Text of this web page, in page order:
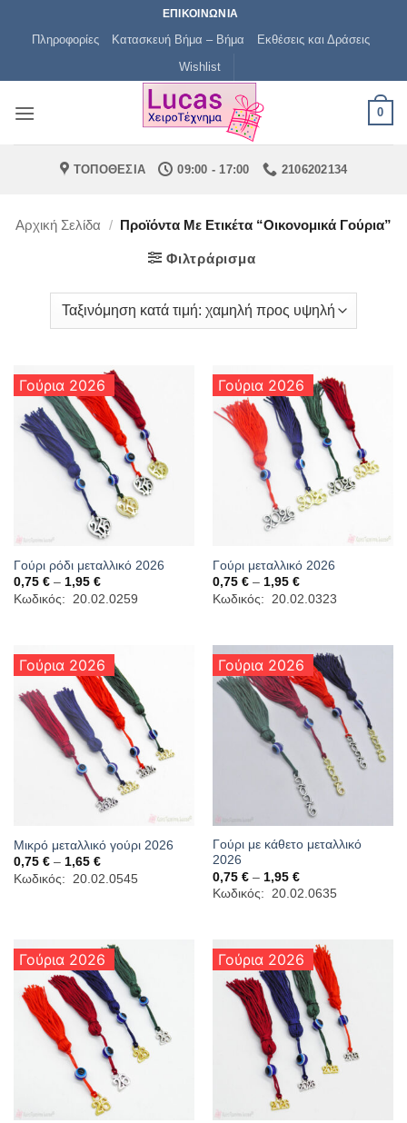
ΕΠΙΚΟΙΝΩΝΙΑ
Πληροφορίες Κατασκευή Βήμα – Βήμα
Εκθέσεις και Δράσεις
Wishlist
0
ΤΟΠΟΘΕΣΙΑ 09:00 - 17:00 2106202134
Αρχική Σελίδα / Προϊόντα Με Ετικέτα “οικονομικά Γούρια”
Φιλτράρισμα
Γούρια 2026
Γούρι ρόδι μεταλλικό 2026
0,75 € – 1,95 €Price
range:
0,75 €
Κωδικός: 20.02.0259
Γούρια 2026
Γούρι μεταλλικό 2026
0,75 € – 1,95 €Price
range:
0,75 €
Κωδικός: 20.02.0323
Γούρια 2026
Μικρό μεταλλικό γούρι 2026
0,75 € – 1,65 €Price
range:
0,75 €
Κωδικός: 20.02.0545
Γούρια 2026
Γούρι με κάθετο μεταλλικό
2026
0,75 € – 1,95 €Price
range:
0,75 €
Κωδικός: 20.02.0635
Γούρια 2026 Γούρια 2026